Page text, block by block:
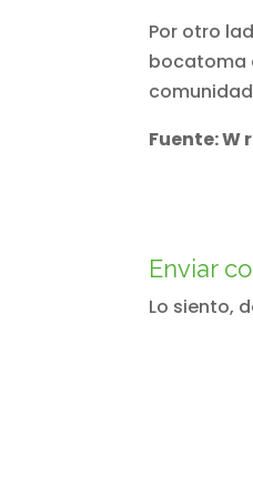
Por otro
bocatoma
Fuente: W
Enviar
Lo siento,